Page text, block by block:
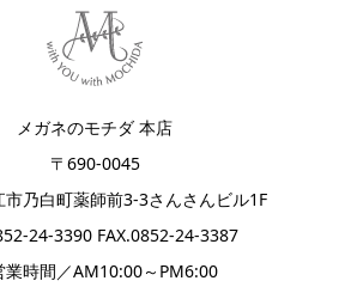
メガネのモチダ 本店
〒690-0045
市乃白町薬師前3-3さんさんビル1F
24-3390FAX.0852-24-3387
時間／AM10:00～PM6:00